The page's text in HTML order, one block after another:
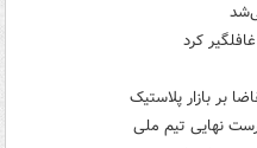
کرد
بر بازار پلاستیک